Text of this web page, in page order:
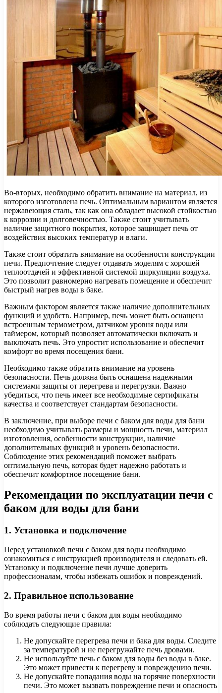
Во-вторых, необходимо обратить внимание на материал, из
которого изготовлена печь. Оптимальным вариантом является
нержавеющая сталь, так как она обладает высокой стойкостью
к коррозии и долговечностью. Также стоит учитывать
наличие защитного покрытия, которое защищает печь от
воздействия высоких температур и влаги.
Также стоит обратить внимание на особенности конструкции
печи. Предпочтение следует отдавать моделям с хорошей
теплоотдачей и эффективной системой циркуляции воздуха.
Это позволит равномерно нагревать помещение и обеспечит
быстрый нагрев воды в баке.
Важным фактором является также наличие дополнительных
функций и удобств. Например, печь может быть оснащена
встроенным термометром, датчиком уровня воды или
таймером, который позволяет автоматически включать и
выключать печь. Это упростит использование и обеспечит
комфорт во время посещения бани.
Необходимо также обратить внимание на уровень
безопасности. Печь должна быть оснащена надежными
системами защиты от перегрева и перегрузки. Важно
убедиться, что печь имеет все необходимые сертификаты
качества и соответствует стандартам безопасности.
В заключение, при выборе печи с баком для воды для бани
необходимо учитывать размеры и мощность печи, материал
изготовления, особенности конструкции, наличие
дополнительных функций и уровень безопасности.
Соблюдение этих рекомендаций поможет выбрать
оптимальную печь, которая будет надежно работать и
обеспечит комфортное посещение бани.
Рекомендации по эксплуатации печи с
баком для воды для бани
1. Установка и подключение
Перед установкой печи с баком для воды необходимо
ознакомиться с инструкцией производителя и следовать ей.
Установку и подключение печи лучше доверить
профессионалам, чтобы избежать ошибок и повреждений.
2. Правильное использование
Во время работы печи с баком для воды необходимо
соблюдать следующие правила:
Не допускайте перегрева печи и бака для воды. Следите
за температурой и не перегружайте печь дровами.
Не используйте печь с баком для воды без воды в баке.
Это может привести к перегреву и повреждению печи.
Не допускайте попадания воды на горячие поверхности
печи. Это может вызвать повреждение печи и опасность